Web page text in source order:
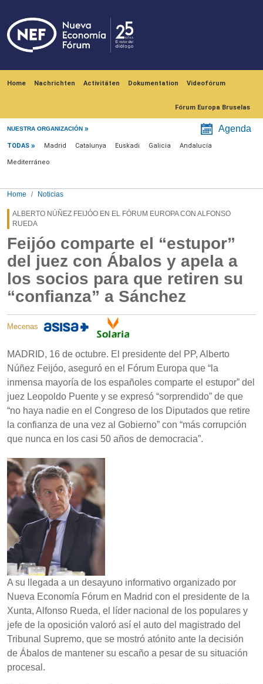
Home Nachrichten Activitäten Dokumentation Videofórum
Fórum Europa Bruselas
NUESTRA ORGANIZACIÓN Agenda
Menú noticias
TODAS Madrid Catalunya Euskadi Galicia Andalucía
Mediterráneo
Home Noticias
ALBERTO NÚÑEZ FEIJÓO EN EL FÓRUM EUROPA CON ALFONSO
RUEDA
Feijóo comparte el “estupor”
del juez con Ábalos y apela a
los socios para que retiren su
“confianza” a Sánchez
Mecenas
MADRID, 16 de octubre. El presidente del PP, Alberto
Núñez Feijóo, aseguró en el Fórum Europa que “la
inmensa mayoría de los españoles comparte el estupor” del
juez Leopoldo Puente y se expresó “sorprendido” de que
“no haya nadie en el Congreso de los Diputados que retire
la confianza de una vez al Gobierno” con “más corrupción
que nunca en los casi 50 años de democracia”.
A su llegada a un desayuno informativo organizado por
Nueva Economía Fórum en Madrid con el presidente de la
Xunta, Alfonso Rueda, el líder nacional de los populares y
jefe de la oposición valoró así el auto del magistrado del
Tribunal Supremo, que se mostró atónito ante la decisión
de Ábalos de mantener su escaño a pesar de su situación
procesal.